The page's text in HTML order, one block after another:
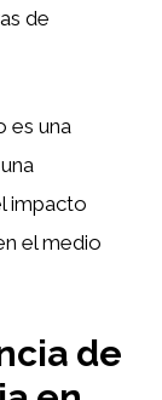
de
es una
impacto
el medio
de